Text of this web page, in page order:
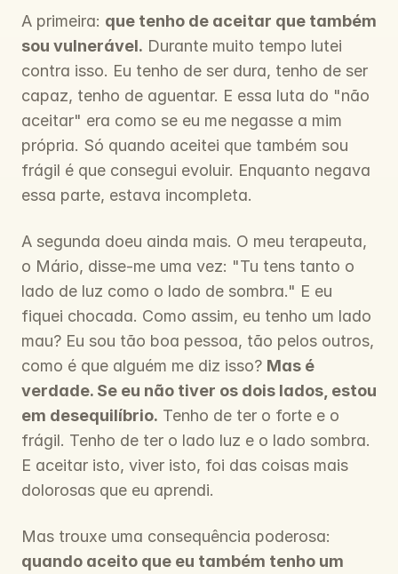
A primeira: que tenho de aceitar que também
sou vulnerável. Durante muito tempo lutei
contra isso. Eu tenho de ser dura, tenho de ser
capaz, tenho de aguentar. E essa luta do "não
aceitar" era como se eu me negasse a mim
própria. Só quando aceitei que também sou
frágil é que consegui evoluir. Enquanto negava
essa parte, estava incompleta.
A segunda doeu ainda mais. O meu terapeuta,
o Mário, disse-me uma vez: "Tu tens tanto o
lado de luz como o lado de sombra." E eu
fiquei chocada. Como assim, eu tenho um lado
mau? Eu sou tão boa pessoa, tão pelos outros,
como é que alguém me diz isso? Mas é
verdade. Se eu não tiver os dois lados, estou
em desequilíbrio. Tenho de ter o forte e o
frágil. Tenho de ter o lado luz e o lado sombra.
E aceitar isto, viver isto, foi das coisas mais
dolorosas que eu aprendi.
quando aceito que eu também tenho um